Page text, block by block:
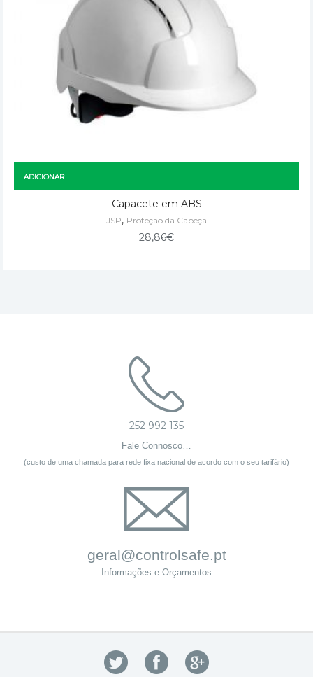
ADICIONAR
Capacete em ABS
JSP, Proteção da Cabeça
28,86€
252 992 135
Fale Connosco…
(custo de uma chamada para rede fixa nacional de acordo com o seu tarifário)
geral@controlsafe.pt
Informações e Orçamentos